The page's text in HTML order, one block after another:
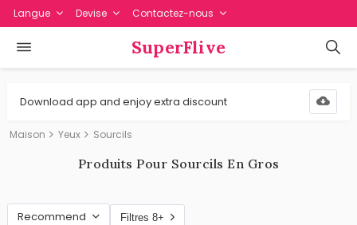
Langue Devise Contactez-nous
SuperFlive
Download app and enjoy extra discount
Maison Yeux Sourcils
Produits Pour Sourcils En Gros
Recommend Filtres 8+